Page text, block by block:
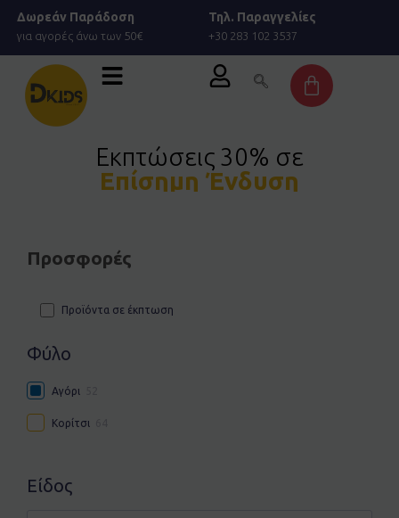
Μετάβαση
στο
περιεχόμενο
Δωρεάν Παράδοση
για αγορές άνω των 50€
Τηλ. Παραγγελίες
+30 283 102 3537
Cart
Εκπτώσεις 30% σε
Επίσημη Ένδυση
Προσφορές
Προϊόντα σε έκπτωση
Φύλο
Αγόρι
Κορίτσι
Είδος